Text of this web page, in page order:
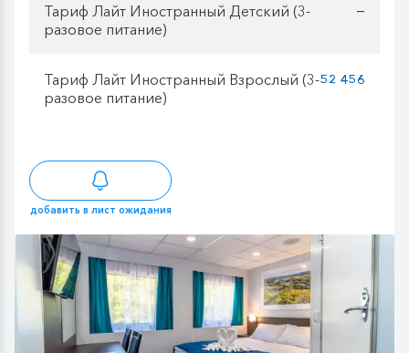
Тариф Лайт Иностранный Детский (3-
разовое питание)
—
Тариф Лайт Иностранный Взрослый (3-
разовое питание)
52 456
добавить в лист ожидания